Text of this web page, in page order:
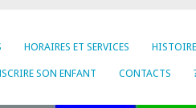
HORAIRES ET SERVICES HISTOIRE
SON ENFANT CONTACTS